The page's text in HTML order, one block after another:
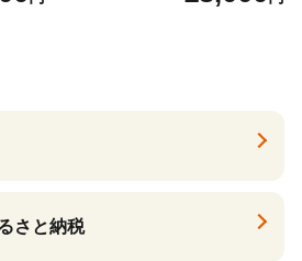
さと納税